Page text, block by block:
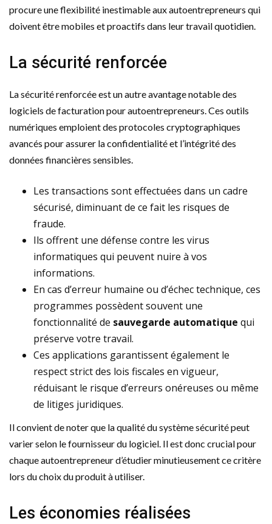
procure une flexibilité inestimable aux autoentrepreneurs qui
doivent être mobiles et proactifs dans leur travail quotidien.
La sécurité renforcée
La sécurité renforcée est un autre avantage notable des
logiciels de facturation pour autoentrepreneurs. Ces outils
numériques emploient des protocoles cryptographiques
avancés pour assurer la confidentialité et l’intégrité des
données financières sensibles.
Les transactions sont effectuées dans un cadre
sécurisé, diminuant de ce fait les risques de
fraude.
Ils offrent une défense contre les virus
informatiques qui peuvent nuire à vos
informations.
En cas d’erreur humaine ou d’échec technique, ces
programmes possèdent souvent une
fonctionnalité de sauvegarde automatique qui
préserve votre travail.
Ces applications garantissent également le
respect strict des lois fiscales en vigueur,
réduisant le risque d’erreurs onéreuses ou même
de litiges juridiques.
Il convient de noter que la qualité du système sécurité peut
varier selon le fournisseur du logiciel. Il est donc crucial pour
chaque autoentrepreneur d’étudier minutieusement ce critère
lors du choix du produit à utiliser.
Les économies réalisées